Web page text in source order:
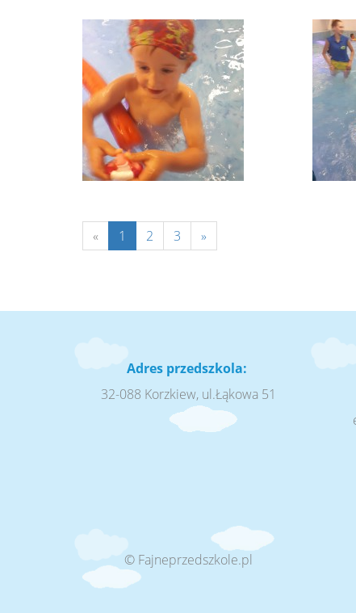
« 1 2 3 »
Adres przedszkola:
32-088 Korzkiew, ul.Łąkowa 51
© Fajneprzedszkole.pl